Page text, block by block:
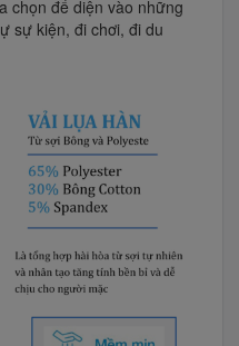
chọn để diện vào những
sự kiện, đi chơi, đi du